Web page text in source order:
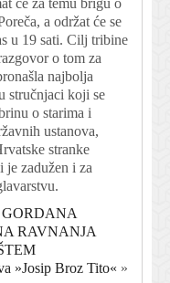
a održat će se
u 19 sati. Cilj tribine
o tom za
najbolja
stručnjaci koji se
o starima i
ustanova,
stranke
zadužen i za
GORDANA
RAVNANJA
»Josip Broz Tito« »